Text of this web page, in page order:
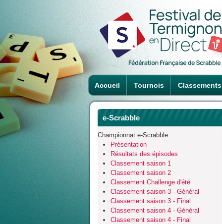
Accueil Tournois Classements
e-Scrabble
Championnat e-Scrabble
Présentation
Résultats des épisodes
Classement saison 1
Classement saison 2
Classement Challenge d'été
Classement saison 3 - Général
Classement saison 3 - Final
Classement saison 4 - Général
Classement saison 4 - Final